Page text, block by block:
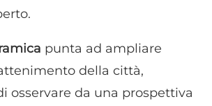
punta ad ampliare
della città,
osservare da una prospettiva